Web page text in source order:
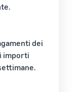
dei
importi